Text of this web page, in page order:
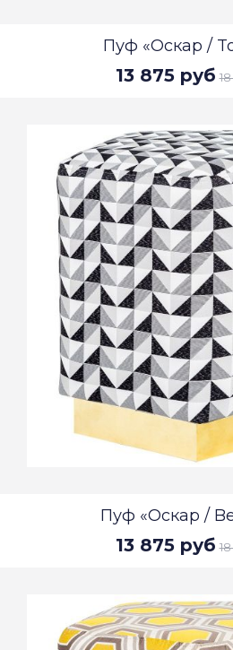
Пуф «Оскар /
13 875 руб
Пуф «Оскар /
13 875 руб